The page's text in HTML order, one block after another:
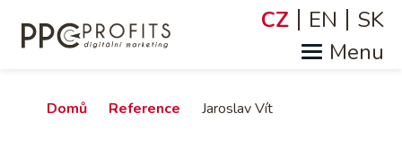
hlavnímu
Jazyky
CZ EN SK
Drobečková
Domů Reference Jaroslav Vít